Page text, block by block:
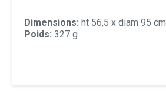
Dimensions: ht 56,5 x diam 95 cm
Poids: 327 g